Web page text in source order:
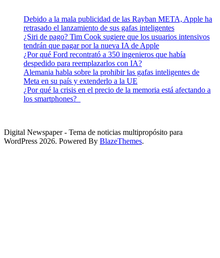
Debido a la mala publicidad de las Rayban META, Apple ha
retrasado el lanzamiento de sus gafas inteligentes
¿Siri de pago? Tim Cook sugiere que los usuarios intensivos
tendrán que pagar por la nueva IA de Apple
¿Por qué Ford recontrató a 350 ingenieros que había
despedido para reemplazarlos con IA?
Alemania habla sobre la prohibir las gafas inteligentes de
Meta en su país y extenderlo a la UE
¿Por qué la crisis en el precio de la memoria está afectando a
los smartphones?
Digital Newspaper - Tema de noticias multipropósito para
WordPress 2026. Powered By BlazeThemes.